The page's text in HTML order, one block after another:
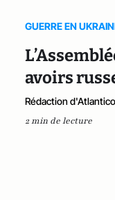
GUERRE EN
avoirs
Rédaction d'Atlantico
2 min de lecture